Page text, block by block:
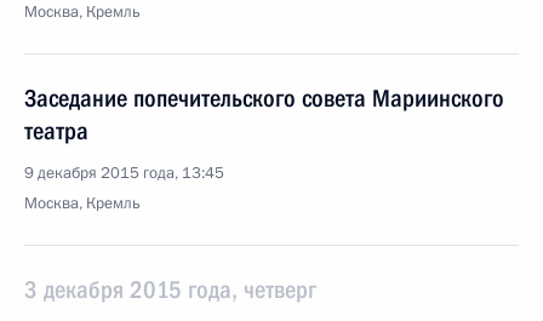
Москва, Кремль
Заседание попечительского совета Мариинского
театра
9 декабря 2015 года, 13:45
Москва, Кремль
3 декабря 2015 года, четверг